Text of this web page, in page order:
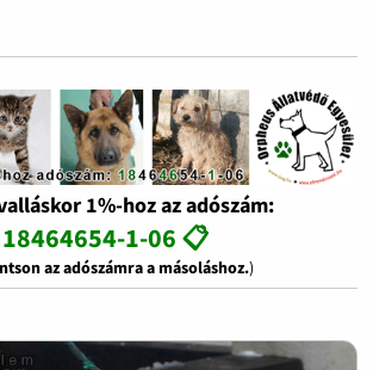
1%-hoz az adószám:
18464654-1-06 📋
az adószámra a másoláshoz.)